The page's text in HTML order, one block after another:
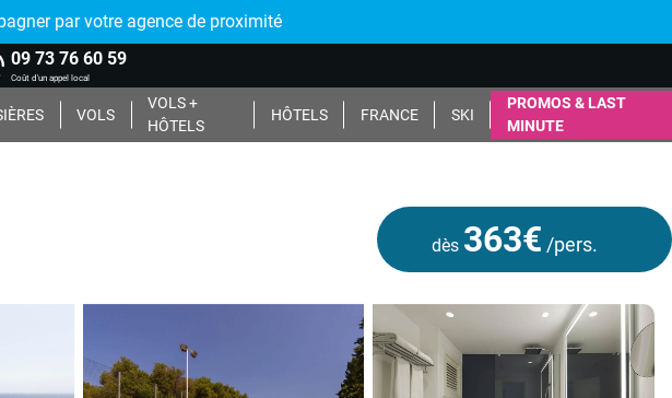
par votre agence de proximité
09 73 76 60 59
Coût d'un appel local
VOLS
VOLS +
HÔTELS
HÔTELS FRANCE SKI
PROMOS & LAST
MINUTE
dès 363€ /pers.